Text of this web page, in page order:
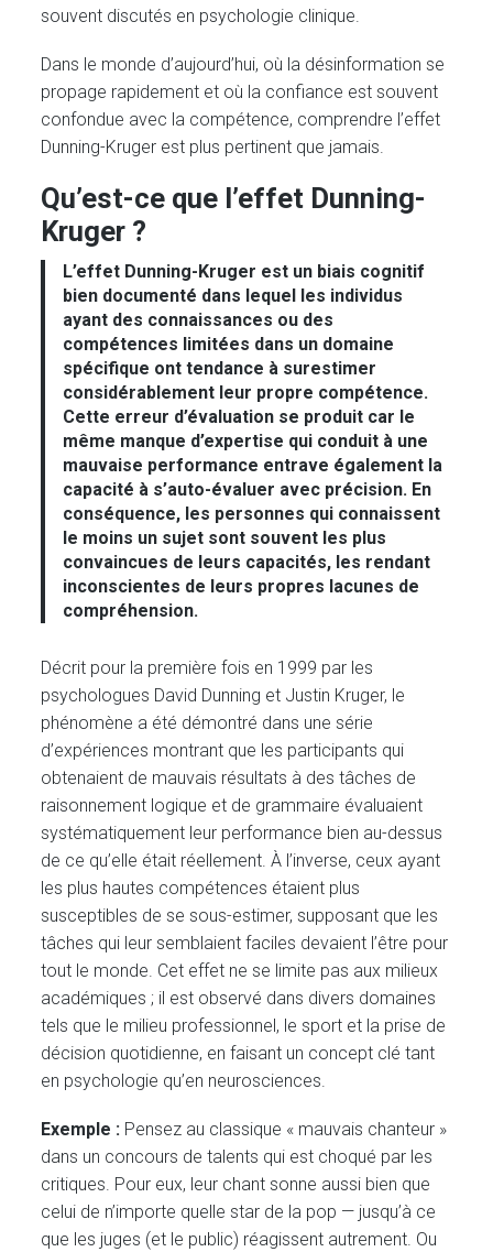
souvent discutés en psychologie clinique.
Dans le monde d’aujourd’hui, où la désinformation se
propage rapidement et où la confiance est souvent
confondue avec la compétence, comprendre l’effet
Dunning-Kruger est plus pertinent que jamais.
Qu’est-ce que l’effet Dunning-
Kruger ?
L’effet Dunning-Kruger est un biais cognitif
bien documenté dans lequel les individus
ayant des connaissances ou des
compétences limitées dans un domaine
spécifique ont tendance à surestimer
considérablement leur propre compétence.
Cette erreur d’évaluation se produit car le
même manque d’expertise qui conduit à une
mauvaise performance entrave également la
capacité à s’auto-évaluer avec précision. En
conséquence, les personnes qui connaissent
le moins un sujet sont souvent les plus
convaincues de leurs capacités, les rendant
inconscientes de leurs propres lacunes de
compréhension.
Décrit pour la première fois en 1999 par les
psychologues David Dunning et Justin Kruger, le
phénomène a été démontré dans une série
d’expériences montrant que les participants qui
obtenaient de mauvais résultats à des tâches de
raisonnement logique et de grammaire évaluaient
systématiquement leur performance bien au-dessus
de ce qu’elle était réellement. À l’inverse, ceux ayant
les plus hautes compétences étaient plus
susceptibles de se sous-estimer, supposant que les
tâches qui leur semblaient faciles devaient l’être pour
tout le monde. Cet effet ne se limite pas aux milieux
académiques ; il est observé dans divers domaines
tels que le milieu professionnel, le sport et la prise de
décision quotidienne, en faisant un concept clé tant
en psychologie qu’en neurosciences.
Exemple : Pensez au classique « mauvais chanteur »
dans un concours de talents qui est choqué par les
critiques. Pour eux, leur chant sonne aussi bien que
celui de n’importe quelle star de la pop — jusqu’à ce
que les juges (et le public) réagissent autrement. Ou